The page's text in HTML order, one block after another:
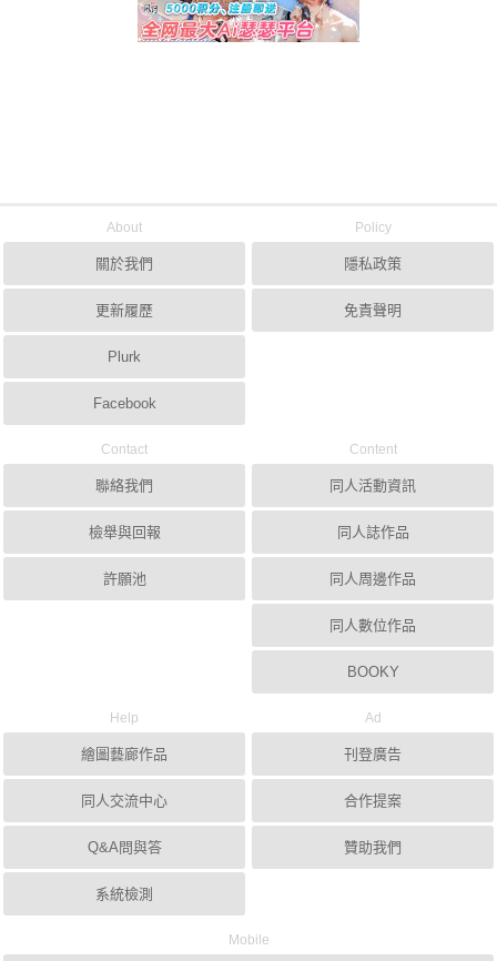
About
關於我們
更新履歷
Plurk
Facebook
Policy
隱私政策
免責聲明
Contact
聯絡我們
檢舉與回報
許願池
Content
同人活動資訊
同人誌作品
同人周邊作品
同人數位作品
BOOKY
Help
繪圖藝廊作品
同人交流中心
Q&A問與答
系統檢測
Ad
刊登廣告
合作提案
贊助我們
Mobile